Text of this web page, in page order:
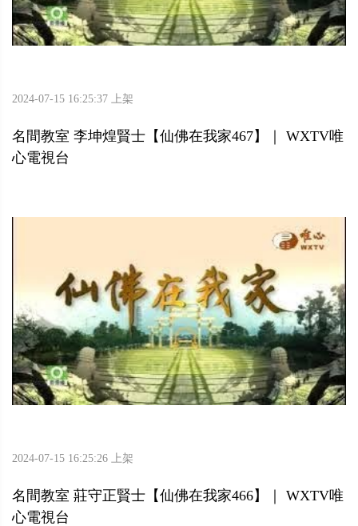
2024-07-15 16:25:37 上架
名間教室 李坤煌賢士【仙佛在我家467】｜ WXTV唯
心電視台
2024-07-15 16:25:26 上架
名間教室 莊守正賢士【仙佛在我家466】｜ WXTV唯
心電視台